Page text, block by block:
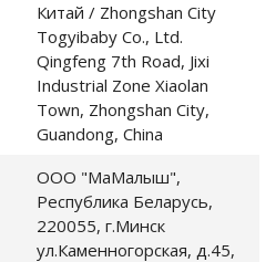
Китай / Zhongshan City
Togyibaby Co., Ltd.
Qingfeng 7th Road, Jixi
Industrial Zone Xiaolan
Town, Zhongshan City,
Guandong, China
ООО "МаМалыш",
Республика Беларусь,
220055, г.Минск
ул.Каменногорская, д.45,